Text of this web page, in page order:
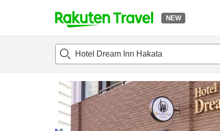
NEW
t
p
a
g
e
_
s
แนะนำที่พักห้องพักและแพลนพักรีวิว สิ่่งอำนวย